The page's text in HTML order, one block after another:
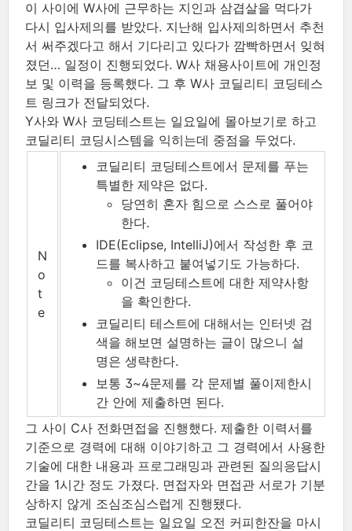
이 사이에 W사에 근무하는 지인과 삼겹살을 먹다가
다시 입사제의를 받았다. 지난해 입사제의하면서 추천
서 써주겠다고 해서 기다리고 있다가 깜빡하면서 잊혀
졌던…​ 일정이 진행되었다. W사 채용사이트에 개인정
보 및 이력을 등록했다. 그 후 W사 코딜리티 코딩테스
트 링크가 전달되었다.
Y사와 W사 코딩테스트는 일요일에 몰아보기로 하고
코딜리티 코딩시스템을 익히는데 중점을 두었다.
N
o
t
e
코딜리티 코딩테스트에서 문제를 푸는
특별한 제약은 없다.
당연히 혼자 힘으로 스스로 풀어야
한다.
IDE(Eclipse, IntelliJ)에서 작성한 후 코
드를 복사하고 붙여넣기도 가능하다.
이건 코딩테스트에 대한 제약사항
을 확인한다.
코딜리티 테스트에 대해서는 인터넷 검
색을 해보면 설명하는 글이 많으니 설
명은 생략한다.
보통 3~4문제를 각 문제별 풀이제한시
간 안에 제출하면 된다.
그 사이 C사 전화면접을 진행했다. 제출한 이력서를
기준으로 경력에 대해 이야기하고 그 경력에서 사용한
기술에 대한 내용과 프로그래밍과 관련된 질의응답시
간을 1시간 정도 가졌다. 면접자와 면접관 서로가 기분
상하지 않게 조심조심스럽게 진행됐다.
코딜리티 코딩테스트는 일요일 오전 커피한잔을 마시